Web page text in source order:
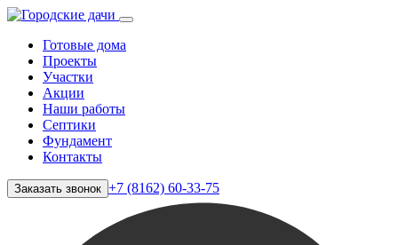
Готовые дома
Проекты
Участки
Акции
Наши работы
Септики
Фундамент
Контакты
Заказать звонок +7 (8162) 60-33-75